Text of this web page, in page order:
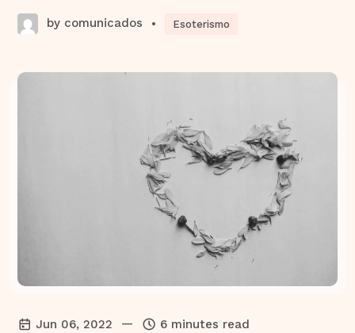
by comunicados • Esoterismo
Jun 06, 2022 — 6 minutes read